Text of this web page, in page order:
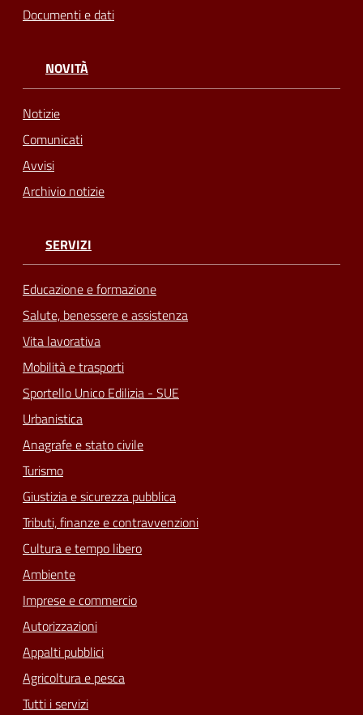
Documenti e dati
NOVITÀ
Notizie
Comunicati
Avvisi
Archivio notizie
SERVIZI
Educazione e formazione
Salute, benessere e assistenza
Vita lavorativa
Mobilità e trasporti
Sportello Unico Edilizia - SUE
Urbanistica
Anagrafe e stato civile
Turismo
Giustizia e sicurezza pubblica
Tributi, finanze e contravvenzioni
Cultura e tempo libero
Ambiente
Imprese e commercio
Autorizzazioni
Appalti pubblici
Agricoltura e pesca
Tutti i servizi